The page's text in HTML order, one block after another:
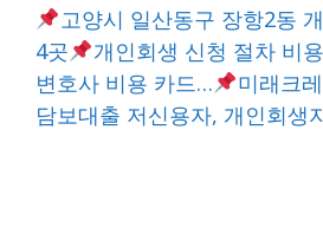
고양시 일산동구 장항2동
4곳
개인회생 신청 절차 비
변호사 비용 카드…
미래크
담보대출 저신용자, 개인회생